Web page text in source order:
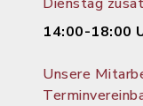
14:00-18:00
Unsere